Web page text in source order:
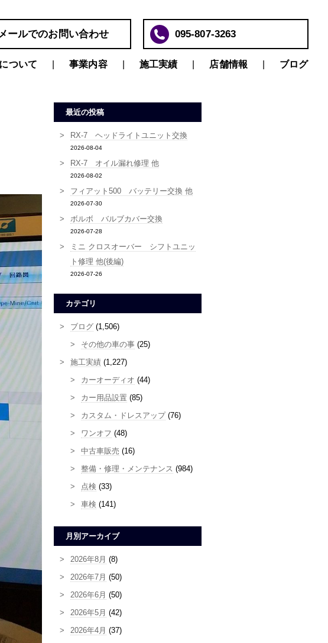
メールでのお問い合わせ 095-807-3263
ついて 事業内容 施工実績 店舗情報 ブログ
最近の投稿
RX-7 ヘッドライトユニット交換
2026-08-04
RX-7 オイル漏れ修理 他
2026-08-02
フィアット500 バッテリー交換 他
2026-07-30
ボルボ バルブカバー交換
2026-07-28
ミニ クロスオーバー シフトユニッ
ト修理 他(後編)
2026-07-26
カテゴリ
ブログ (1,506)
その他の車の事 (25)
施工実績 (1,227)
カーオーディオ (44)
カー用品設置 (85)
カスタム・ドレスアップ(76)
ワンオフ (48)
中古車販売 (16)
整備・修理・メンテナンス (984)
点検 (33)
車検 (141)
月別アーカイブ
2026年8月 (8)
2026年7月 (50)
2026年6月 (50)
2026年5月 (42)
2026年4月 (37)